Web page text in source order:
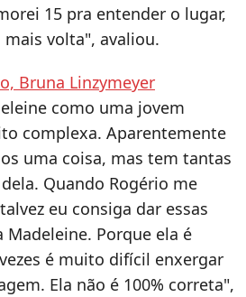
15 pra entender o lugar,
volta", avaliou.
Bruna Linzymeyer
como uma jovem
complexa. Aparentemente
uma coisa, mas tem tantas
Quando Rogério me
eu consiga dar essas
Madeleine. Porque ela é
é muito difícil enxergar
Ela não é 100% correta",